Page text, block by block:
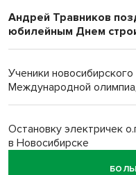
Андрей Травников
юбилейным Днем
Ученики
Международной
Остановку электричек
в Новосибирске